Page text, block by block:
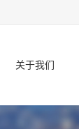
关于我们